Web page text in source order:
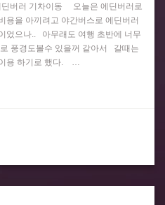
러 기차이동 오늘은 에딘버러로
을 아끼려고 야간버스로 에딘버러
었으나.. 아무래도 여행 초반에 너무
풍경도볼수 있을꺼 같아서 갈때는
용 하기로 했다. …